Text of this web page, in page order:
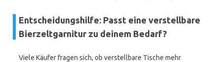
Entscheidungshilfe: Passt eine verstellbare
Bierzeltgarnitur zu deinem Bedarf?
Viele Käufer fragen sich, ob verstellbare Tische mehr